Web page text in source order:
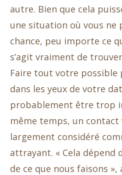
autre. Bien que cela
une situation où vous ne
chance, peu importe ce
s’agit vraiment de
Faire tout votre possible
dans les yeux de votre
probablement être trop
même temps, un contact
largement considéré
attrayant. « Cela dépend
de ce que nous faisons